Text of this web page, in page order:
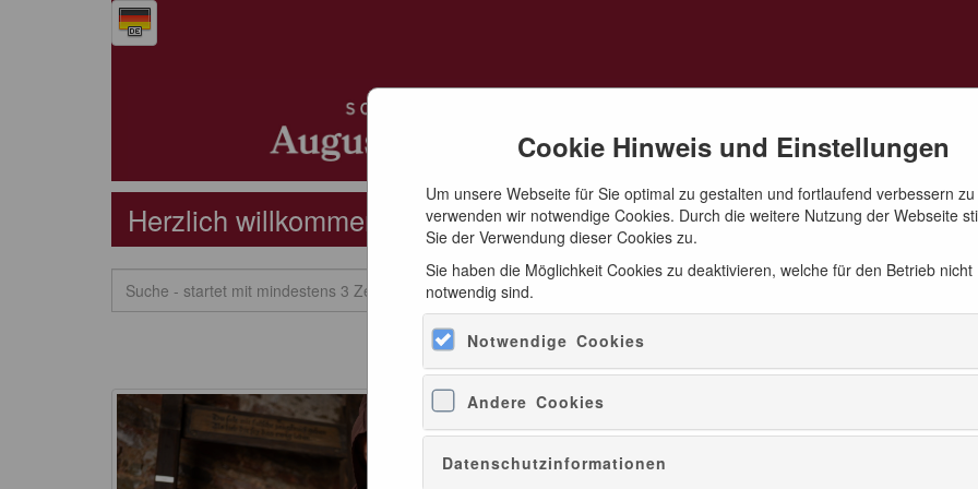
Cookie Hinweis und Einstellungen
Um unsere Webseite für Sie optimal zu gestalten und fortlaufend verbessern
verwenden wir notwendige Cookies. Durch die weitere Nutzung der Webseite
Sie der Verwendung dieser Cookies zu.
Sie haben die Möglichkeit Cookies zu deaktivieren, welche für den Betrieb nicht
notwendig sind.
Notwendige Cookies
Andere Cookies
Datenschutzinformationen
Ferienangebote
In denFerienwird Schloss Augustusburg zum Ort spannender